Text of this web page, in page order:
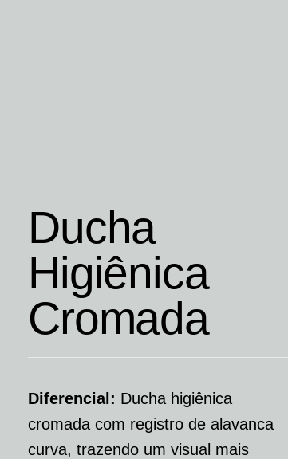
Ducha
Higiênica
Cromada
Diferencial: Ducha higiênica
cromada com registro de alavanca
curva, trazendo um visual mais